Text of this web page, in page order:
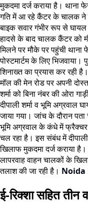
मुकदमा दर्ज कराया है।
गति में आ रहे कैंटर के चालक ने
बाइक सवार गंभीर रूप से घायल
हादसे के बाद चालक कैंटर को
मिलने पर मौके पर पहुंची
पोस्टमार्टम के लिए
शिनाख्त का प्रयास कर रही
मॉल की मेन रोड पर अपनी
शर्मा को बिना नंबर की ओरा
दीपाली शर्मा व भूमि अग्रवाल
जाया गया। जांच के दौरान पता
भूमि अग्रवाल के कंधे में
चल रहा है। इस संबंध में
खिलाफ मुकदमा दर्ज कराया
लापरवाह वाहन चालकों के
तलाश की जा रही है। Noida
ई-रिक्शा सहित तीन